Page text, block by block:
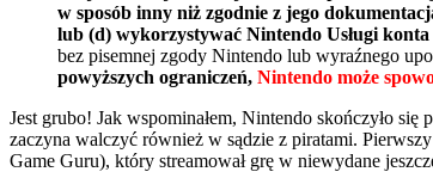
w sposób inny niż zgodnie z jego
lub (d) wykorzystywać Nintendo Usługi
bez pisemnej zgody Nintendo lub wyraźnego
powyższych ograniczeń, Nintendo może
Jest grubo! Jak wspominałem, Nintendo skończyło
zaczyna walczyć również w sądzie z piratami.
Game Guru), który streamował grę w niewydane